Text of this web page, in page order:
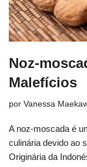
Noz-
Malefícios
por Vanessa
A noz-moscada é
culinária devido ao
Originária da